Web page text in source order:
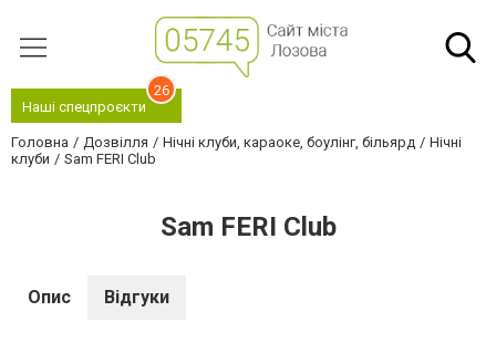
Наші спецпроєкти
26
Головна Дозвілля Нічні клуби, караоке, боулінг, більярд
Нічні
клуби
Sam FERI Club
Sam FERI Club
Опис Відгуки